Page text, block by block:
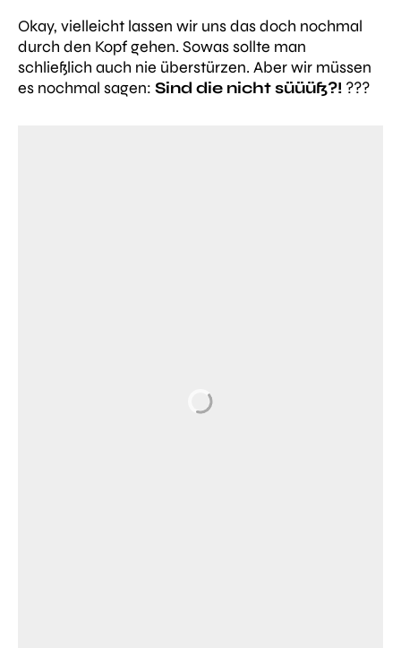
Okay, vielleicht lassen wir uns das doch nochmal
durch den Kopf gehen. Sowas sollte man
schließlich auch nie überstürzen. Aber wir müssen
es nochmal sagen: Sind die nicht süüüß?! ???